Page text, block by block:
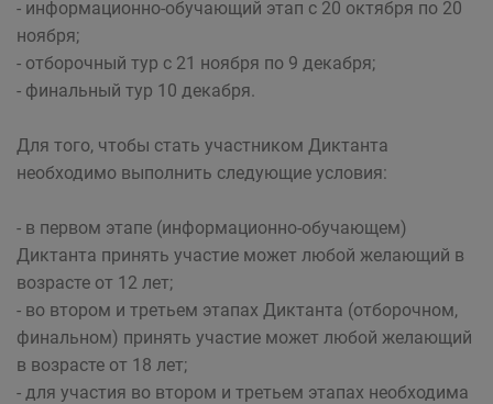
- информационно-обучающий этап с 20 октября по 20
ноября;
- отборочный тур с 21 ноября по 9 декабря;
- финальный тур 10 декабря.
Для того, чтобы стать участником Диктанта
необходимо выполнить следующие условия:
- в первом этапе (информационно-обучающем)
Диктанта принять участие может любой желающий в
возрасте от 12 лет;
- во втором и третьем этапах Диктанта (отборочном,
финальном) принять участие может любой желающий
в возрасте от 18 лет;
- для участия во втором и третьем этапах необходима